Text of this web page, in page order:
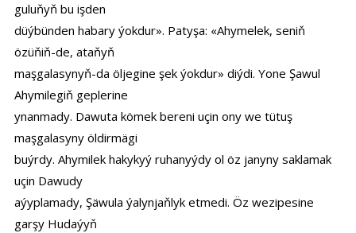
guluňyň bu işden
düýbünden habary ýokdur». Patyşa: «Ahymelek, seniň
özüňiň-de, ataňyň
maşgalasynyň-da öljegine şek ýokdur» diýdi. Yone Şawul
Ahymilegiň geplerine
ynanmady. Dawuta kömek bereni uçin ony we tütuş
maşgalasyny öldirmägi
buýrdy. Ahymilek hakykyý ruhanyýdy ol öz janyny saklamak
uçin Dawudy
aýyplamady, Şäwula ýalynjaňlyk etmedi. Öz wezipesine
garşy Hudaýyň